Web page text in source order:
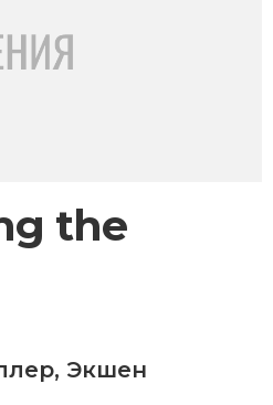
the
, Экшен